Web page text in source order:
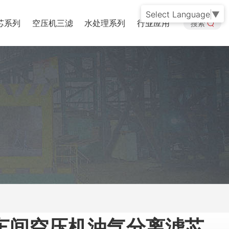
系列 空压机三滤 水处理系列 行业应用 搜索
Select Language ▼